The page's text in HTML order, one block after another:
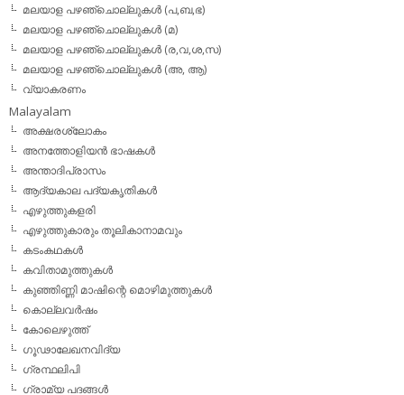
മലയാള പഴഞ്ചൊല്ലുകള്‍ (പ,ബ,ഭ)
മലയാള പഴഞ്ചൊല്ലുകള്‍ (മ)
മലയാള പഴഞ്ചൊല്ലുകള്‍ (ര,വ,ശ,സ)
മലയാള പഴഞ്ചൊല്ലുകൾ (അ, ആ)
വ്യാകരണം
Malayalam
അക്ഷരശ്ലോകം
അനത്തോളിയന്‍ ഭാഷകള്‍
അന്താദിപ്രാസം
ആദ്യകാല പദ്യകൃതികള്‍
എഴുത്തുകളരി
എഴുത്തുകാരും തൂലികാനാമവും
കടംകഥകള്‍
കവിതാമുത്തുകള്‍
കുഞ്ഞിണ്ണി മാഷിന്റെ മൊഴിമുത്തുകള്‍
കൊല്ലവര്‍ഷം
കോലെഴുത്ത്
ഗൂഢാലേഖനവിദ്യ
ഗ്രന്ഥലിപി
ഗ്രാമ്യ പദങ്ങള്‍